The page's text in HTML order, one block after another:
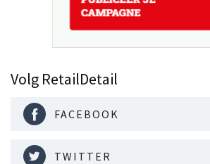
Volg RetailDetail
FACEBOOK
TWITTER